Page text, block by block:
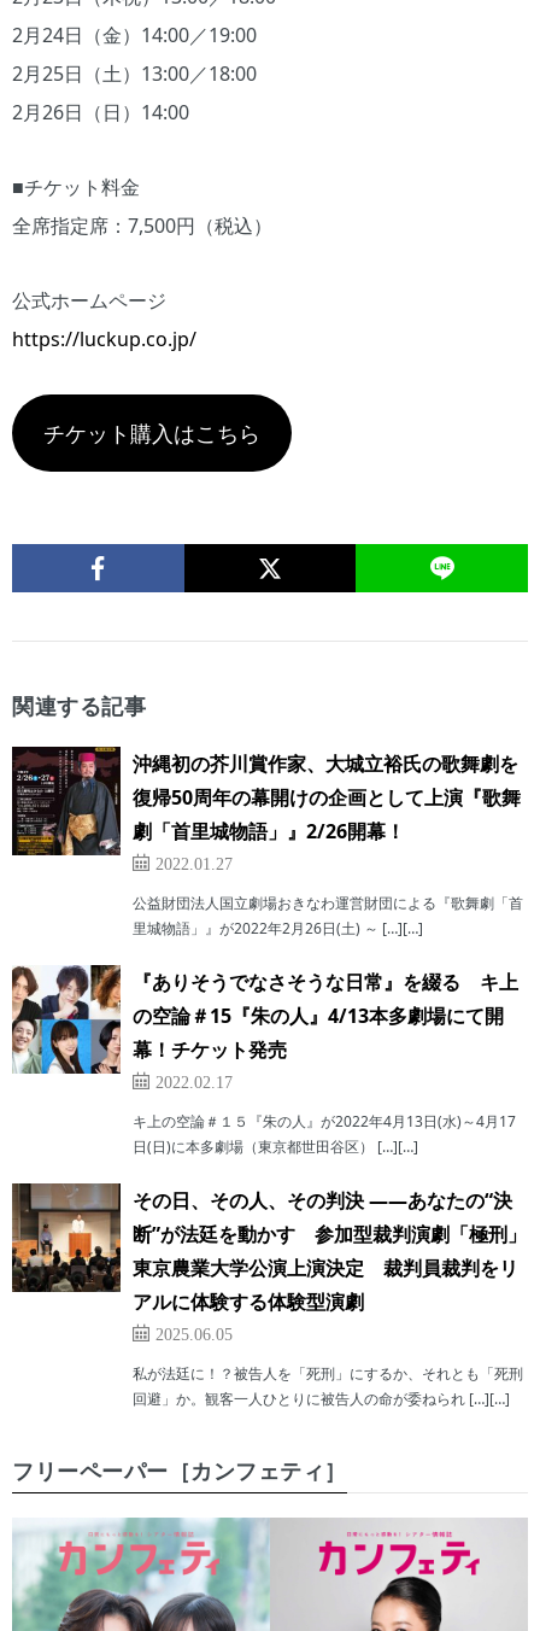
2月24日（金）14:00／19:00
2月25日（土）13:00／18:00
2月26日（日）14:00
■チケット料金
全席指定席：7,500円（税込）
公式ホームページ
https://luckup.co.jp/
チケット購入はこちら
関連する記事
沖縄初の芥川賞作家、大城立裕氏の歌舞劇を
復帰50周年の幕開けの企画として上演『歌舞
劇「首里城物語」』2/26開幕！
2022.01.27
公益財団法人国立劇場おきなわ運営財団による『歌舞劇「首
里城物語」』が2022年2月26日(土) ～ […][…]
『ありそうでなさそうな日常』を綴る キ上
の空論＃15『朱の人』4/13本多劇場にて開
幕！チケット発売
2022.02.17
キ上の空論＃１５『朱の人』が2022年4月13日(水)～4月17
日(日)に本多劇場（東京都世田谷区） […][…]
その日、その人、その判決 ――あなたの“決
断”が法廷を動かす 参加型裁判演劇「極刑」
東京農業大学公演上演決定 裁判員裁判をリ
アルに体験する体験型演劇
2025.06.05
私が法廷に！？被告⼈を「死刑」にするか、それとも「死刑
回避」か。観客⼀⼈ひとりに被告⼈の命が委ねられ […][…]
フリーペーパー［カンフェティ］